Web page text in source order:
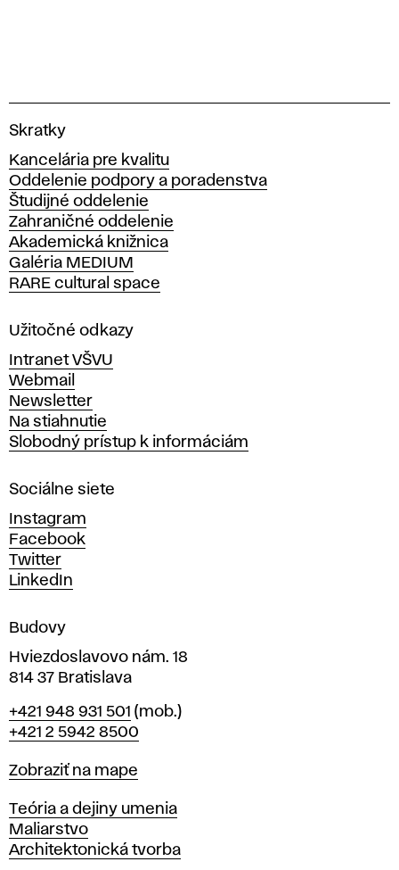
V
s
o
k
á
š
k
o
a
ý
t
v
a
r
ý
c
h
u
m
e
í
v
r
a
i
s
l
a
v
Skratky
Kancelária pre kvalitu
Oddelenie podpory a poradenstva
Študijné oddelenie
Zahraničné oddelenie
Akademická knižnica
Galéria MEDIUM
RARE cultural space
Užitočné odkazy
Intranet VŠVU
Webmail
Newsletter
Na stiahnutie
Slobodný prístup k informáciám
Sociálne siete
Instagram
Facebook
Twitter
LinkedIn
Budovy
Hviezdoslavovo nám. 18
814 37 Bratislava
Telefón
+421 948 931 501 (mob.)
+421 2 5942 8500
Mapa
Zobraziť na mape
Katedry
Teória a dejiny umenia
Maliarstvo
Architektonická tvorba